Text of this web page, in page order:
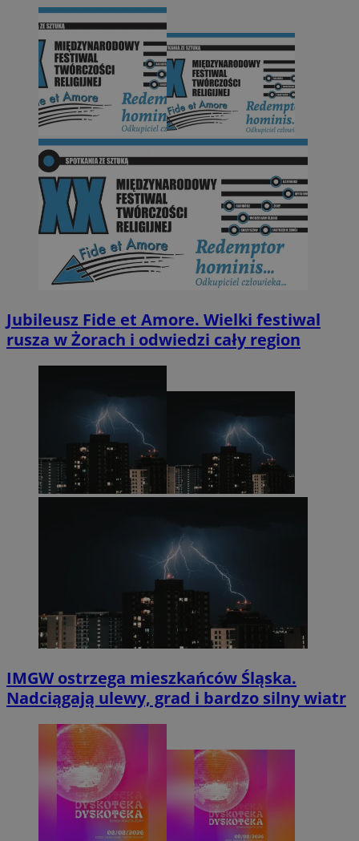
Jubileusz Fide et Amore. Wielki festiwal
rusza w Żorach i odwiedzi cały region
IMGW ostrzega mieszkańców Śląska.
Nadciągają ulewy, grad i bardzo silny wiatr